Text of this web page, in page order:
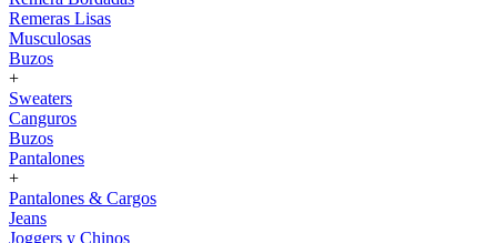
Remeras Lisas
Musculosas
Buzos
+
Sweaters
Canguros
Buzos
Pantalones
+
Pantalones & Cargos
Jeans
Joggers y Chinos